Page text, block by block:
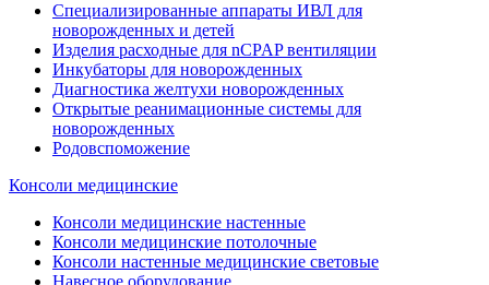
Специализированные аппараты ИВЛ для
новорожденных и детей
Изделия расходные для nCPAP вентиляции
Инкубаторы для новорожденных
Диагностика желтухи новорожденных
Открытые реанимационные системы для
новорожденных
Родовспоможение
Консоли медицинские
Консоли медицинские настенные
Консоли медицинские потолочные
Консоли настенные медицинские световые
Навесное оборудование